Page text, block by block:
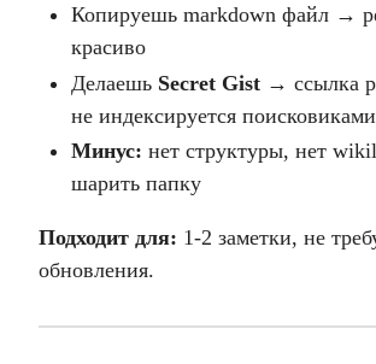
Копируешь markdown файл →
красиво
Делаешь Secret Gist → ссылка
не индексируется поисковиками
Минус: нет структуры, нет
шарить папку
Подходит для: 1-2 заметки, не
обновления.